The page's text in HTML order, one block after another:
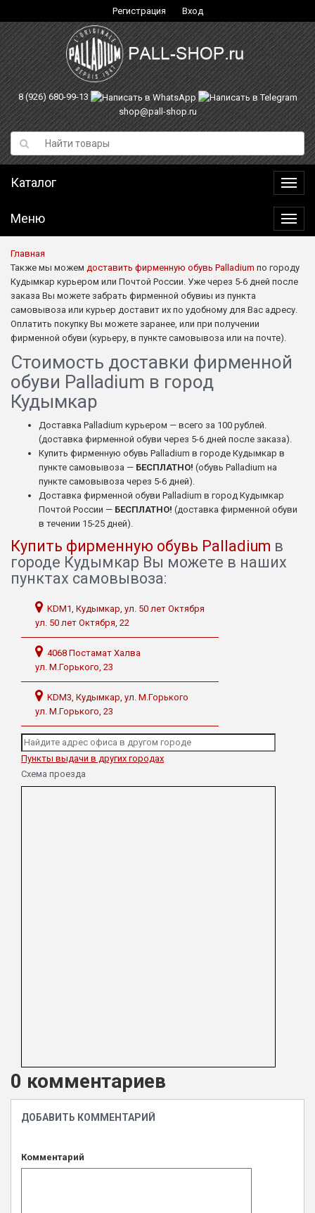
Регистрация Вход
8 (926) 680-99-13
shop@pall-shop.ru
Каталог
Меню
Меню
Главная
Также мы можем доставить фирменную обувь Palladium по городу
Кудымкар курьером или Почтой России. Уже через 5-6 дней после
заказа Вы можете забрать фирменной обувиы из пункта
самовывоза или курьер доставит их по удобному для Вас адресу.
Оплатить покупку Вы можете заранее, или при получении
фирменной обуви (курьеру, в пункте самовывоза или на почте).
Стоимость доставки фирменной
обуви Palladium в город
Кудымкар
Доставка Palladium курьером — всего за 100 рублей.
(доставка фирменной обуви через 5-6 дней после заказа).
Купить фирменную обувь Palladium в городе Кудымкар в
пункте самовывоза — БЕСПЛАТНО! (обувь Palladium на
пункте самовывоза через 5-6 дней).
Доставка фирменной обуви Palladium в город Кудымкар
Почтой России — БЕСПЛАТНО! (доставка фирменной обуви
в течении 15-25 дней).
Купить фирменную обувь Palladium в
городе Кудымкар Вы можете в наших
пунктах самовывоза:
KDM1, Кудымкар, ул. 50 лет Октября
ул. 50 лет Октября, 22
4068 Постамат Халва
ул. М.Горького, 23
KDM3, Кудымкар, ул. М.Горького
ул. М.Горького, 23
Пункты выдачи в других городах
Схема проезда
0 комментариев
ДОБАВИТЬ КОММЕНТАРИЙ
Комментарий